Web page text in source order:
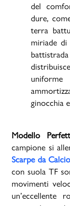
del
dure,
terra
miriade
ginocchia
Modello
campione si
Scarpe da
con suola TF
movimenti
un’eccellente